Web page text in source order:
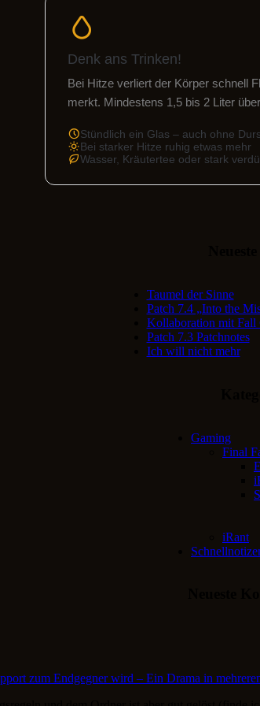
Denk ans Trinken!
Bei Hitze verliert der Körper schnell
merkt. Mindestens 1,5 bis 2 Liter
Stündlich ein Glas – auch ohne
Bei starker Hitze ruhig etwas mehr
Wasser, Kräutertee oder stark
Taumel der Sinne
Patch 7.4 „Into the
Kollaboration mit Fall
Patch 7.3 Patchnotes
Ich will nicht mehr
Gaming
Final
iRant
zum Endgegner wird – Ein Drama in